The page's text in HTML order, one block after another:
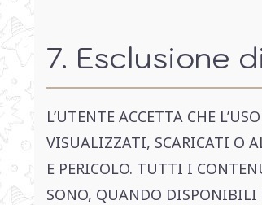
7. Esclusione
L’UTENTE ACCETTA CHE
VISUALIZZATI, SCARICATI O
E PERICOLO. TUTTI I
SONO, QUANDO